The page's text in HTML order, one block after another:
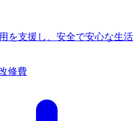
を支援し、安全で安心な生活
修費